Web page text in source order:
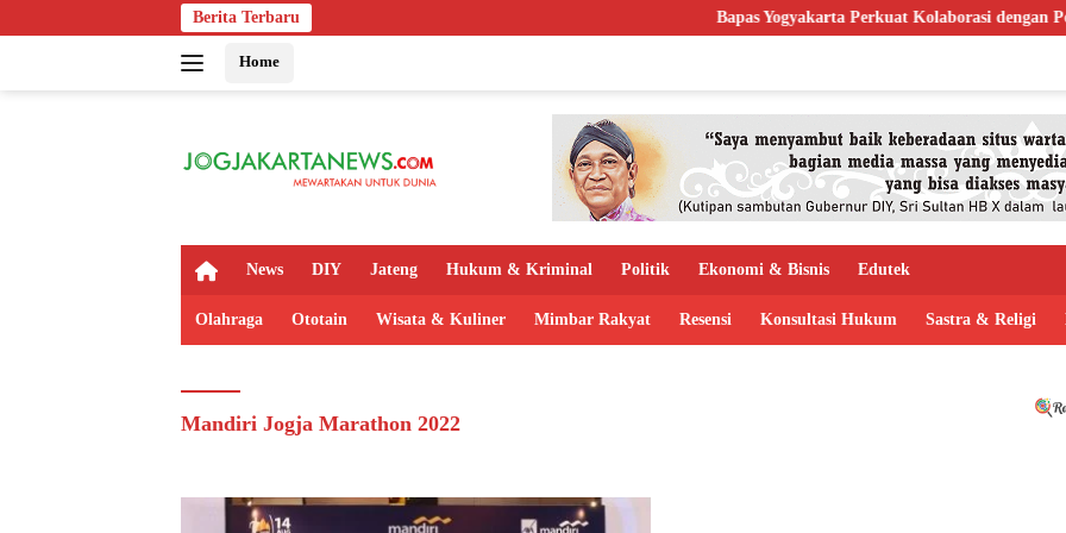
ke
Berita Terbaru Bapas Yogyakarta Perkuat Kolaborasi dengan
Home
H
m
News DIY Jateng Hukum & Kriminal Politik Ekonomi & Bisnis Edutek
Olahraga Ototain Wisata & Kuliner Mimbar Rakyat Resensi Konsultasi Hukum Sastra & Religi
Mandiri Jogja Marathon 2022